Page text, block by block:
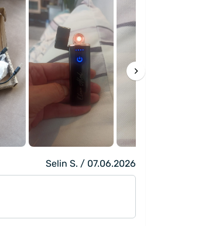
Selin S. / 07.06.2026